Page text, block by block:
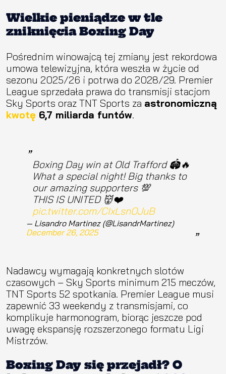
Wielkie pieniądze w tle
zniknięcia Boxing Day
Pośrednim winowajcą tej zmiany jest rekordowa
umowa telewizyjna, która weszła w życie od
sezonu 2025/26 i potrwa do 2028/29. Premier
League sprzedała prawa do transmisji stacjom
Sky Sports oraz TNT Sports za astronomiczną
kwotę 6,7 miliarda funtów.
Boxing Day win at Old Trafford 🏟️🔥
What a special night! Big thanks to
our amazing supporters 💯
THIS IS UNITED 👹❤️
pic.twitter.com/CIxLsnOJuB
— Lisandro Martinez (@LisandrMartinez)
December 26, 2025
Nadawcy wymagają konkretnych slotów
czasowych – Sky Sports minimum 215 meczów,
TNT Sports 52 spotkania. Premier League musi
zapewnić 33 weekendy z transmisjami, co
komplikuje harmonogram, biorąc jeszcze pod
uwagę ekspansję rozszerzonego formatu Ligi
Mistrzów.
Boxing Day się przejadł? O